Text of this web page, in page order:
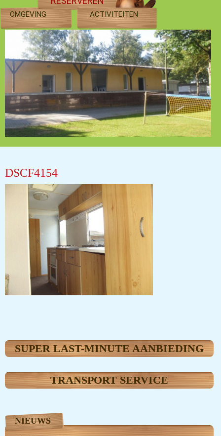
OMGEVING ACTIVITEITEN
DSCF4154
SUPER LAST-MINUTE AANBIEDING
TRANSPORT SERVICE
NIEUWS